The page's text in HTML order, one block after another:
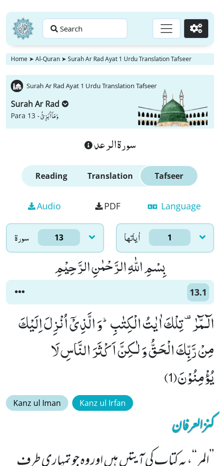
Search Go
Home ➤ Al-Quran ➤ Surah Ar Rad Ayat 1 Urdu Translation Tafseer
Surah Ar Rad Ayat 1 Urdu Translation Tafseer
Surah Ar Rad
Para 13 -وَ مَاۤ اُبَرِّئُ
سورة الرعد
Reading Translation Tafseer
Audio PDF Language
سورۃ 13 اٰياتها 1
بِسْمِ اللّٰهِ الرَّحْمٰنِ الرَّحِیْمِ
13.1
الٓـمّٓرٰ- تِلْكَ اٰیٰتُ الْكِتٰبِؕ-وَ الَّذِیْۤ اُنْزِلَ اِلَیْكَ
مِنْ رَّبِّكَ الْحَقُّ وَ لٰـكِنَّ اَكْثَرَ النَّاسِ لَا
یُؤْمِنُوْنَ(1)
Kanz ul Iman Kanz ul Irfan
کنزالعرفان